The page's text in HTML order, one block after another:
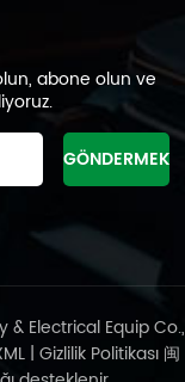
abone olun ve
& Electrical Equip Co.,
| Gizlilik Politikası 闽